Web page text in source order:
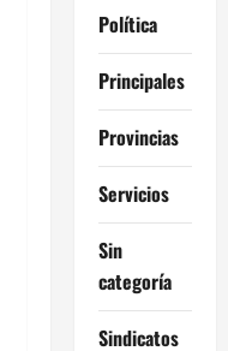
Política
Principales
Provincias
Servicios
Sin
categoría
Sindicatos